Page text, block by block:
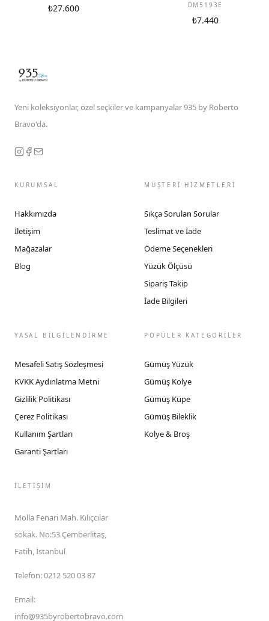
₺27.600 DM5193E
₺7.440
Yeni koleksiyonlar, özel seçkiler ve kampanyalar 935 by Roberto
Bravo'da.
KURUMSAL
Hakkımızda
İletişim
Mağazalar
Blog
MÜŞTERİ HİZMETLERİ
Sıkça Sorulan Sorular
Teslimat ve İade
Ödeme Seçenekleri
Yüzük Ölçüsü
Sipariş Takip
İade Bilgileri
YASAL BİLGİLENDİRME
Mesafeli Satış Sözleşmesi
KVKK Aydınlatma Metni
Gizlilik Politikası
Çerez Politikası
Kullanım Şartları
Garanti Şartları
POPÜLER KATEGORİLER
Gümüş Yüzük
Gümüş Kolye
Gümüş Küpe
Gümüş Bileklik
Kolye & Broş
İLETIŞIM
Molla Fenari Mah. Kılıçcılar
sokak. No:53 Çemberlitaş,
Fatih, İstanbul
Telefon:0212 520 03 87
Email:
info@935byrobertobravo.com